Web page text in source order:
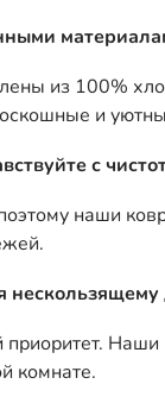
из 100%
и
с
наши
нескользящему
комнате.